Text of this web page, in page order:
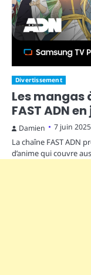
Divertissement
Les mangas
FAST ADN
Damien 7 juin 2025
La chaîne FAST ADN
d’anime qui couvre